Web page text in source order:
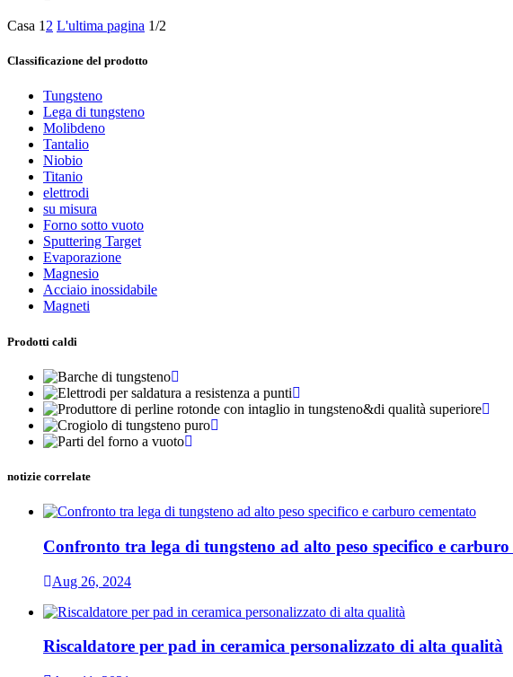
Casa 1 2 L'ultima pagina 1/2
Classificazione del prodotto
Tungsteno
Lega di tungsteno
Molibdeno
Tantalio
Niobio
Titanio
elettrodi
su misura
Forno sotto vuoto
Sputtering Target
Evaporazione
Magnesio
Acciaio inossidabile
Magneti
Prodotti caldi
notizie correlate
Confronto tra lega di tungsteno ad alto peso specifico e carburo
Aug 26, 2024
Riscaldatore per pad in ceramica personalizzato di alta qualità